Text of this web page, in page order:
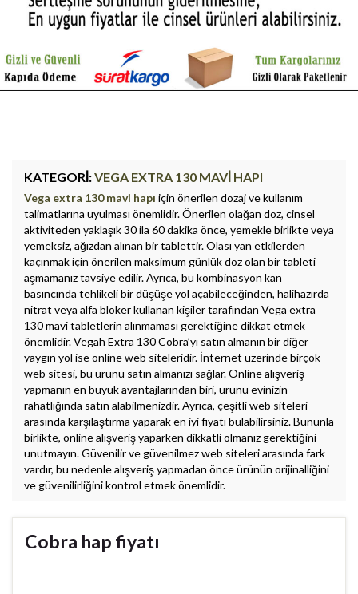
KATEGORI:VEGA EXTRA 130 MAVI HAPI
Vega extra 130 mavi hapı için önerilen dozaj ve kullanım
talimatlarına uyulması önemlidir. Önerilen olağan doz, cinsel
aktiviteden yaklaşık 30 ila 60 dakika önce, yemekle birlikte veya
yemeksiz, ağızdan alınan bir tablettir. Olası yan etkilerden
kaçınmak için önerilen maksimum günlük doz olan bir tableti
aşmamanız tavsiye edilir. Ayrıca, bu kombinasyon kan
basıncında tehlikeli bir düşüşe yol açabileceğinden, halihazırda
nitrat veya alfa bloker kullanan kişiler tarafından Vega extra
130 mavi tabletlerin alınmaması gerektiğine dikkat etmek
önemlidir. Vegah Extra 130 Cobra’yı satın almanın bir diğer
yaygın yol ise online web siteleridir. İnternet üzerinde birçok
web sitesi, bu ürünü satın almanızı sağlar. Online alışveriş
yapmanın en büyük avantajlarından biri, ürünü evinizin
rahatlığında satın alabilmenizdir. Ayrıca, çeşitli web siteleri
arasında karşılaştırma yaparak en iyi fiyatı bulabilirsiniz. Bununla
birlikte, online alışveriş yaparken dikkatli olmanız gerektiğini
unutmayın. Güvenilir ve güvenilmez web siteleri arasında fark
vardır, bu nedenle alışveriş yapmadan önce ürünün orijinalliğini
ve güvenilirliğini kontrol etmek önemlidir.
Cobra hap fiyatı